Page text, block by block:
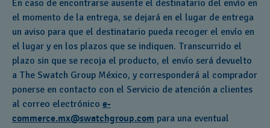
En caso de encontrarse ausente el destinatario del envío en
el momento de la entrega, se dejará en el lugar de entrega
un aviso para que el destinatario pueda recoger el envío en
el lugar y en los plazos que se indiquen. Transcurrido el
plazo sin que se recoja el producto, el envío será devuelto
a The Swatch Group México, y corresponderá al comprador
ponerse en contacto con el Servicio de atención a clientes
al correo electrónico e-
commerce.mx@swatchgroup.com para una eventual